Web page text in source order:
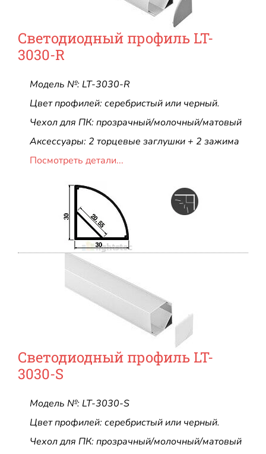
Светодиодный профиль LT-
3030-R
Модель №: LT-3030-R
Цвет профилей: серебристый или черный.
Чехол для ПК: прозрачный/молочный/матовый
Аксессуары: 2 торцевые заглушки + 2 зажима
Посмотреть детали...
Светодиодный профиль LT-
3030-S
Модель №: LT-3030-S
Цвет профилей: серебристый или черный.
Чехол для ПК: прозрачный/молочный/матовый